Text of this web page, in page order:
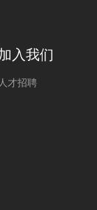
入我们
人才招聘